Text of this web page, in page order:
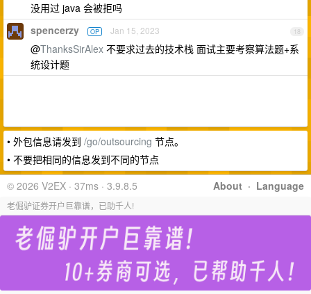
没用过 java 会被拒吗
18
spencerzy OP Jan 15, 2023
@ThanksSirAlex 不要求过去的技术栈 面试主要考察算法题+系
统设计题
• 外包信息请发到 /go/outsourcing 节点。
• 不要把相同的信息发到不同的节点
About · Language
© 2026 V2EX · 37ms · 3.9.8.5
老倔驴证券开户巨靠谱，已助千人!